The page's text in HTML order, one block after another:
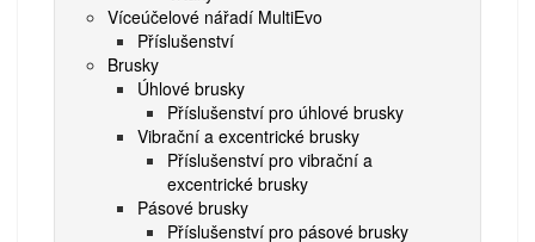
Víceúčelové nářadí MultiEvo
Příslušenství
Brusky
Úhlové brusky
Příslušenství pro úhlové brusky
Vibrační a excentrické brusky
Příslušenství pro vibrační a
excentrické brusky
Pásové brusky
Příslušenství pro pásové brusky